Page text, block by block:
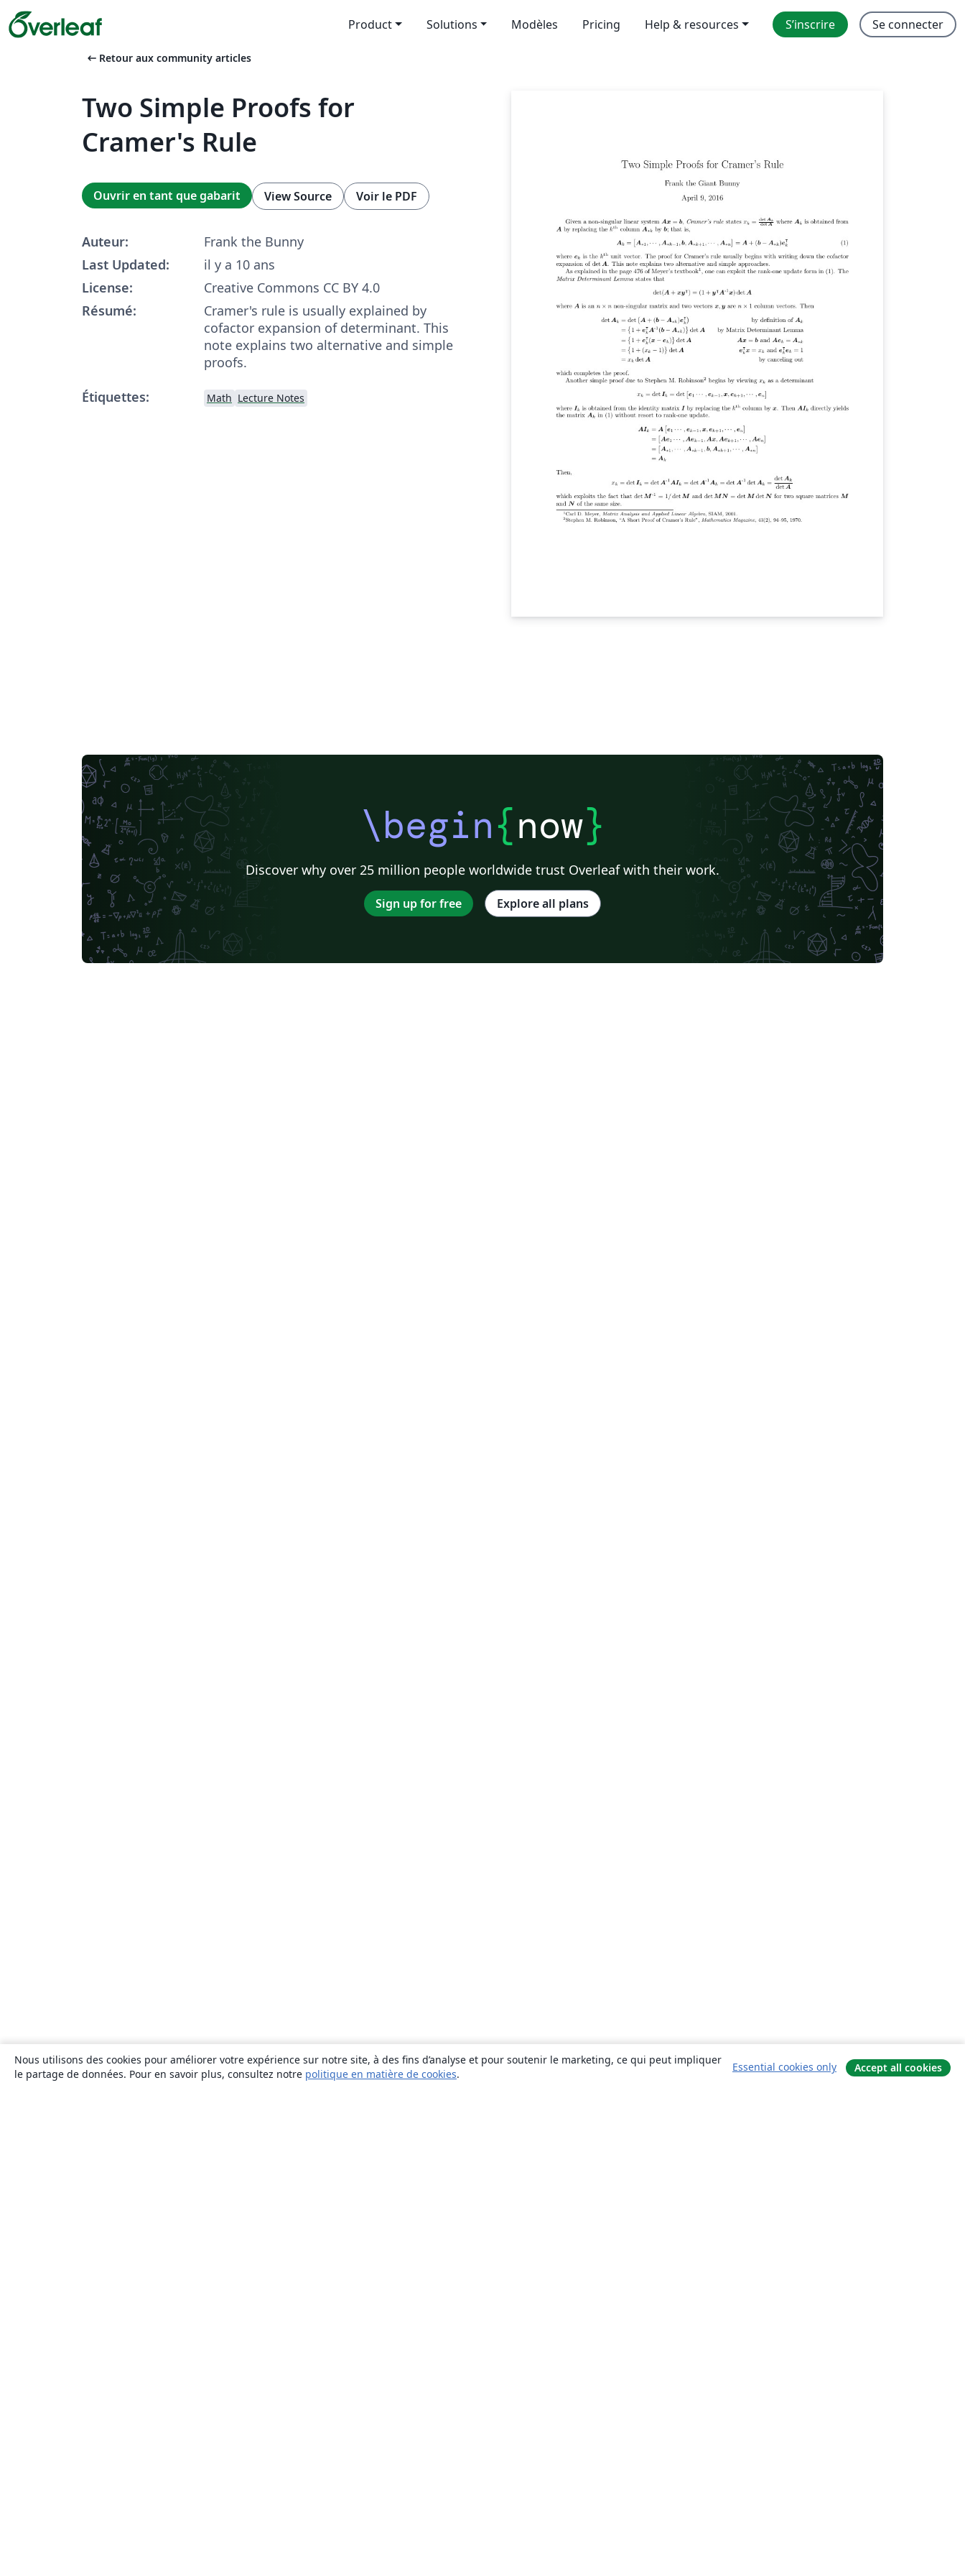
Product Solutions Modèles Pricing Help & resources S’inscrire Se connecter
arrow_left_alt Retour aux community articles
Two Simple Proofs for
Cramer's Rule
Ouvrir en tant que gabarit View Source Voir le PDF
Auteur:
Frank the Bunny
Last Updated:
il y a 10 ans
License:
Creative Commons CC BY 4.0
Résumé:
Cramer's rule is usually explained by
cofactor expansion of determinant. This
note explains two alternative and simple
proofs.
Étiquettes:
Math Lecture Notes
\begin{now}
Discover why over 25 million people worldwide trust Overleaf with their work.
Sign up for free Explore all plans
Nous utilisons des cookies pour améliorer votre expérience sur notre site, à des fins d’analyse et pour soutenir le marketing, ce qui peut impliquer
le partage de données. Pour en savoir plus, consultez notre politique en matière de cookies.
Essential cookies only Accept all cookies